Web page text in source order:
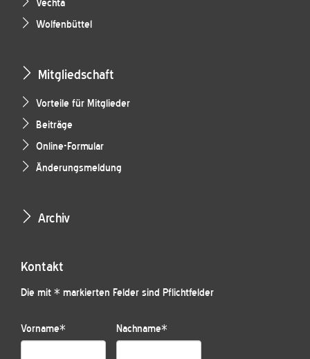
Vechta
Wolfenbüttel
Mitgliedschaft
Vorteile für Mitglieder
Beiträge
Online-Formular
Änderungsmeldung
Archiv
Kontakt
Die mit * markierten Felder sind Pflichtfelder
Vorname* Nachname*